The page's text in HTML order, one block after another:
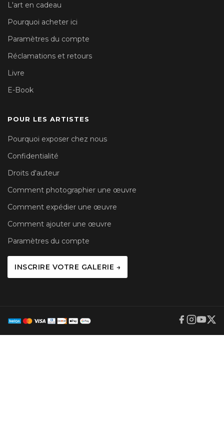
L'art en cadeau
Pourquoi acheter ici
Paramètres du compte
Réclamations et retours
Livre
E-Book
POUR LES ARTISTES
Pourquoi exposer chez nous
Confidentialité
Droits d'auteur
Comment photographier une œuvre
Comment expédier une œuvre
Comment ajouter une œuvre
Paramètres du compte
INSCRIRE VOTRE GALERIE →